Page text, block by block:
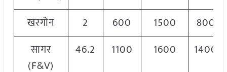
खरगोन
2 600 1500
800
सागर
(F&V)
46.2 1100 1600 1400